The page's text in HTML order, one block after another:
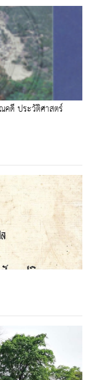
คดี ประวัติศาสตร์